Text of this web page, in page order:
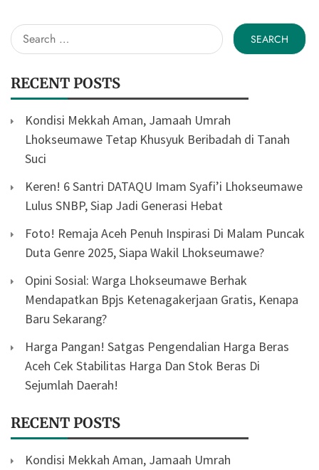
Search
for:
RECENT POSTS
Kondisi Mekkah Aman, Jamaah Umrah
Lhokseumawe Tetap Khusyuk Beribadah di Tanah
Suci
Keren! 6 Santri DATAQU Imam Syafi’i Lhokseumawe
Lulus SNBP, Siap Jadi Generasi Hebat
Foto! Remaja Aceh Penuh Inspirasi Di Malam Puncak
Duta Genre 2025, Siapa Wakil Lhokseumawe?
Opini Sosial: Warga Lhokseumawe Berhak
Mendapatkan Bpjs Ketenagakerjaan Gratis, Kenapa
Baru Sekarang?
Harga Pangan! Satgas Pengendalian Harga Beras
Aceh Cek Stabilitas Harga Dan Stok Beras Di
Sejumlah Daerah!
RECENT POSTS
Kondisi Mekkah Aman, Jamaah Umrah